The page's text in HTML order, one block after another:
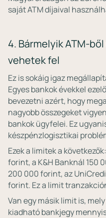
saját ATM díjaival
4. Bármelyik ATM-
vehetek fel
Ez is sokáig igaz
Egyes bankok évekkel
bevezetni azért, hogy
nagyobb összegeket
bankok ügyfelei. Ez
készpénzlogisztikai
Ezek a limitek a
forint, a K&H Banknál 150
200 000 forint, az
forint. Ez a limit
Van egy másik limit is,
kiadható bankjegy